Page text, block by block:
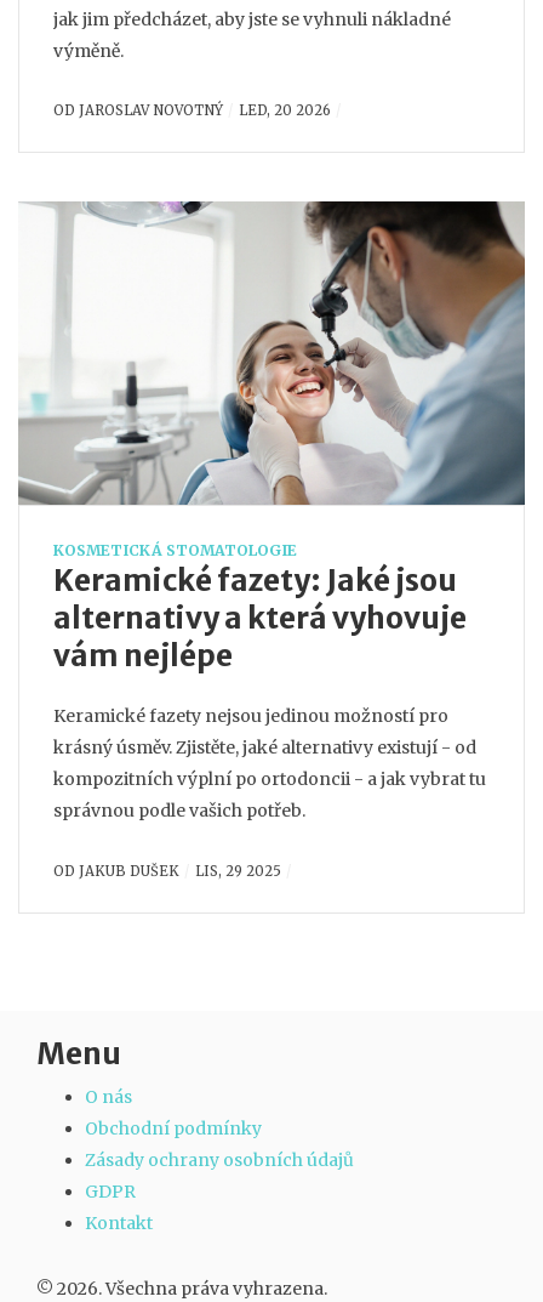
jak jim předcházet, aby jste se vyhnuli nákladné
výměně.
OD JAROSLAV NOVOTNÝ LED, 20 2026
KOSMETICKÁ STOMATOLOGIE
Keramické fazety: Jaké jsou
alternativy a která vyhovuje
vám nejlépe
Keramické fazety nejsou jedinou možností pro
krásný úsměv. Zjistěte, jaké alternativy existují - od
kompozitních výplní po ortodoncii - a jak vybrat tu
správnou podle vašich potřeb.
OD JAKUB DUŠEK LIS, 29 2025
Menu
O nás
Obchodní podmínky
Zásady ochrany osobních údajů
GDPR
Kontakt
© 2026. Všechna práva vyhrazena.